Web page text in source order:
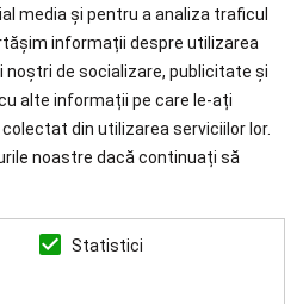
CHOOSE PAÏSI
Internationale
Comenzile mai mari de 1000 RON.
39022519
media și pentru a analiza traficul
informații despre utilizarea
de socializare, publicitate și
alte informații pe care le-ați
din utilizarea serviciilor lor.
noastre dacă continuați să
Statistici